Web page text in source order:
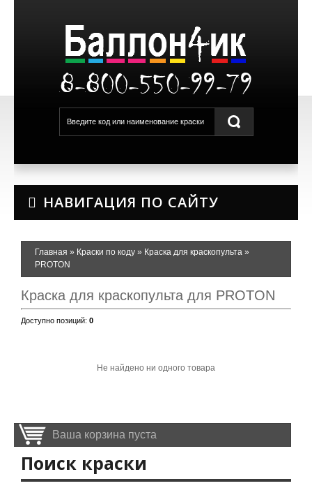
8-800-550-99-79
НАВИГАЦИЯ ПО САЙТУ
Главная » Краски по коду » Краска для краскопульта »
PROTON
Краска для краскопульта для PROTON
Доступно позиций: 0
Не найдено ни одного товара
Ваша корзина пуста
Поиск краски